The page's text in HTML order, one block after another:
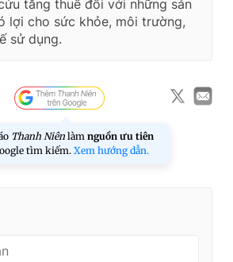
tăng thuế đối với những sản
lợi cho sức khỏe, môi trường,
sử dụng.
Thanh Niên làm nguồn ưu tiên
tìm kiếm.Xem hướng dẫn.